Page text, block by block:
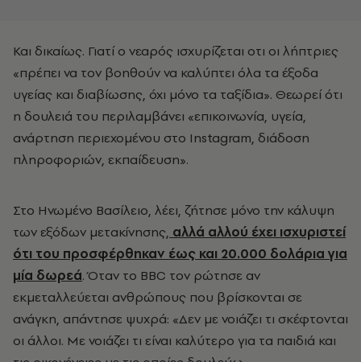
Και δικαίως. Γιατί ο νεαρός ισχυρίζεται οτι οι λήπτριες
«πρέπει να τον βοηθούν να καλύπτει όλα τα έξοδα
υγείας και διαβίωσης, όχι μόνο τα ταξίδια». Θεωρεί ότι
η δουλειά του περιλαμβάνει «επικοινωνία, υγεία,
ανάρτηση περιεχομένου στο Instagram, διάδοση
πληροφοριών, εκπαίδευση».
Στο Ηνωμένο Βασίλειο, λέει, ζήτησε μόνο την κάλυψη
των εξόδων μετακίνησης, αλλά αλλού έχει ισχυριστεί
ότι του προσφέρθηκαν έως και 20.000 δολάρια για
μία δωρεά. Όταν το BBC τον ρώτησε αν
εκμεταλλεύεται ανθρώπους που βρίσκονται σε
ανάγκη, απάντησε ψυχρά: «Δεν με νοιάζει τι σκέφτονται
οι άλλοι. Με νοιάζει τι είναι καλύτερο για τα παιδιά και